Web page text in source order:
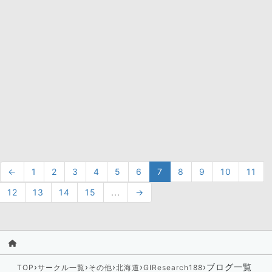
← 1 2 3 4 5 6 7 8 9 10
11
12
13 14 15 ... →
TOP ›サークル一覧› その他›北海道 ›GIResearch188›ブログ一覧